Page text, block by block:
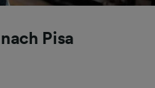
Pisa